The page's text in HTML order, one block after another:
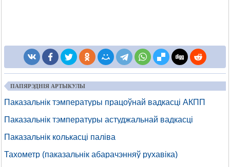
ПАПЯРЭДНІЯ АРТЫКУЛЫ
Паказальнік тэмпературы працоўнай вадкасці АКПП
Паказальнік тэмпературы астуджальнай вадкасці
Паказальнік колькасці паліва
Тахометр (паказальнік абарачэнняў рухавіка)